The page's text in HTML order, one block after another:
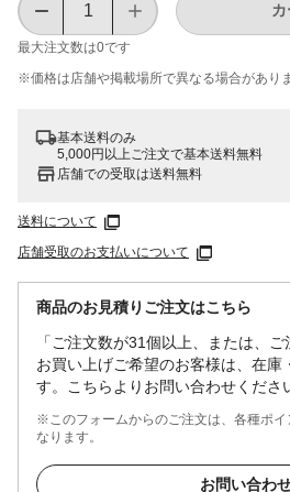
最大注文数は0です
※価格は​店舗や​掲載場所で​異なる​場合が​ありま
基本送料のみ
5,000円以上ご注文で基本送料無料
店舗での受取は送料無料
送料について
店舗受取のお支払いについて
商品のお見積りご注文はこちら
「ご注文数が31個以上、または、
お買い上げご希望のお客様は、在庫
す。こちらよりお問い合わせくださ
※このフォームからのご注文は、各種ポイ
なります。
お問い合わ